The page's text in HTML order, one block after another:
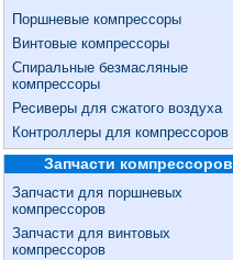
Поршневые компрессоры
Винтовые компрессоры
Спиральные безмасляные
компрессоры
Ресиверы для сжатого воздуха
Контроллеры для компрессоров
Запчасти компрессоров
Запчасти для поршневых
компрессоров
Запчасти для винтовых
компрессоров